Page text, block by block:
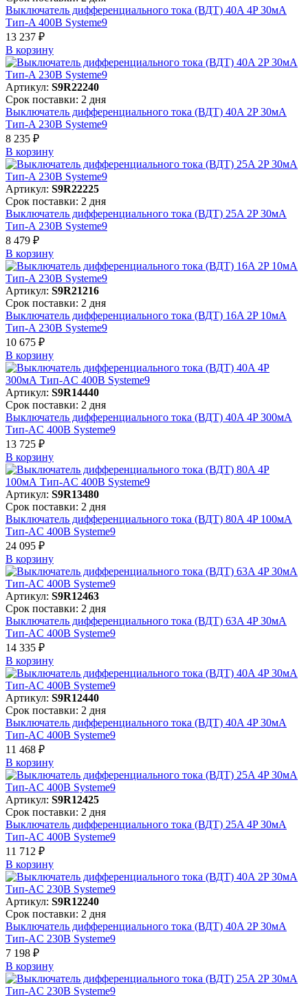
Выключатель дифференциального тока (ВДТ) 40A 4P 30мА
Тип-A 400В Systeme9
13 237 ₽
В корзинy
Артикул: S9R22240
Срок поставки: 2 дня
Выключатель дифференциального тока (ВДТ) 40A 2P 30мА
Тип-A 230В Systeme9
8 235 ₽
В корзинy
Артикул: S9R22225
Срок поставки: 2 дня
Выключатель дифференциального тока (ВДТ) 25A 2P 30мА
Тип-A 230В Systeme9
8 479 ₽
В корзинy
Артикул: S9R21216
Срок поставки: 2 дня
Выключатель дифференциального тока (ВДТ) 16A 2P 10мА
Тип-A 230В Systeme9
10 675 ₽
В корзинy
Артикул: S9R14440
Срок поставки: 2 дня
Выключатель дифференциального тока (ВДТ) 40A 4P 300мА
Тип-AC 400В Systeme9
13 725 ₽
В корзинy
Артикул: S9R13480
Срок поставки: 2 дня
Выключатель дифференциального тока (ВДТ) 80A 4P 100мА
Тип-AC 400В Systeme9
24 095 ₽
В корзинy
Артикул: S9R12463
Срок поставки: 2 дня
Выключатель дифференциального тока (ВДТ) 63A 4P 30мА
Тип-AC 400В Systeme9
14 335 ₽
В корзинy
Артикул: S9R12440
Срок поставки: 2 дня
Выключатель дифференциального тока (ВДТ) 40A 4P 30мА
Тип-AC 400В Systeme9
11 468 ₽
В корзинy
Артикул: S9R12425
Срок поставки: 2 дня
Выключатель дифференциального тока (ВДТ) 25A 4P 30мА
Тип-AC 400В Systeme9
11 712 ₽
В корзинy
Артикул: S9R12240
Срок поставки: 2 дня
Выключатель дифференциального тока (ВДТ) 40A 2P 30мА
Тип-AC 230В Systeme9
7 198 ₽
В корзинy